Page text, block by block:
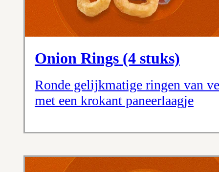
Onion Rings (4 stuks)
Ronde gelijkmatige ringen van
met een krokant paneerlaagje